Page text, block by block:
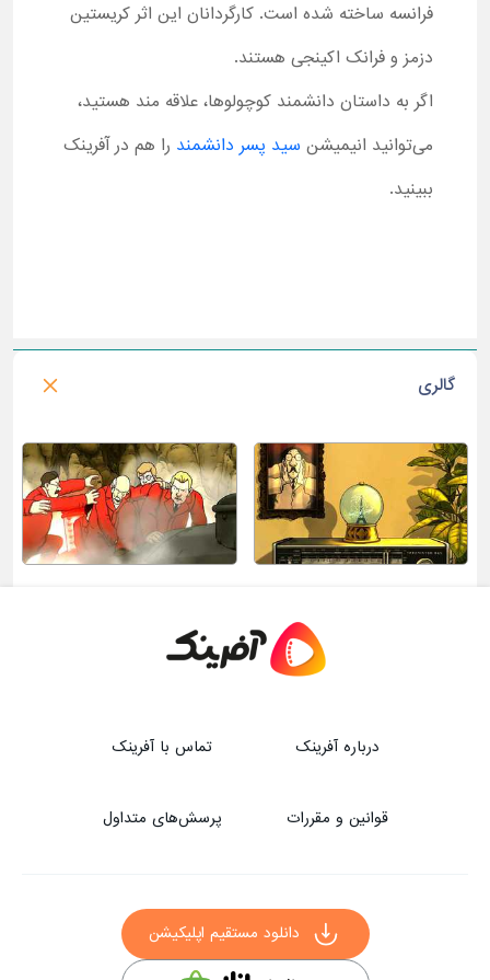
فرانسه ساخته شده است. کارگردانان این اثر کریستین
دزمز و فرانک اکینجی هستند.
اگر به داستان دانشمند کوچولوها، علاقه مند هستید،
می‌توانید انیمیشن سید پسر دانشمند را هم در آفرینک
ببینید.
گالری
درباره آفرینک تماس با آفرینک
قوانین و مقررات پرسش‌های متداول
دانلود مستقیم اپلیکیشن